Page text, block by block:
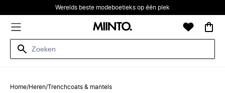
Werelds beste modeboetieks op één plek
Home/Heren/Trenchcoats & mantels